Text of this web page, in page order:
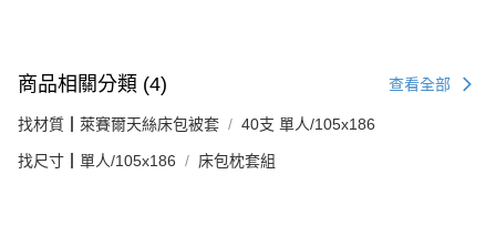
商品相關分類 (4) 查看全部
找材質┃萊賽爾天絲床包被套 40支 單人/105x186
找尺寸┃單人/105x186 床包枕套組